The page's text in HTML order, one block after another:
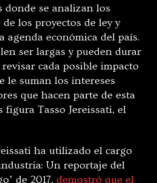
donde se analizan los
los proyectos de ley y
económica del país.
ser largas y pueden durar
cada posible impacto
le suman los intereses
que hacen parte de esta
Tasso Jereissati, el
ha utilizado el cargo
Un reportaje del
de 2017, demostró que el